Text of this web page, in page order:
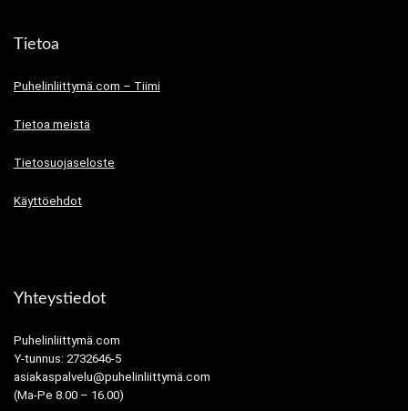
Tietoa
Puhelinliittymä.com – Tiimi
Tietoa meistä
Tietosuojaseloste
Käyttöehdot
Yhteystiedot
Puhelinliittymä.com
Y-tunnus: 2732646-5
asiakaspalvelu@puhelinliittymä.com
(Ma-Pe 8.00 – 16.00)